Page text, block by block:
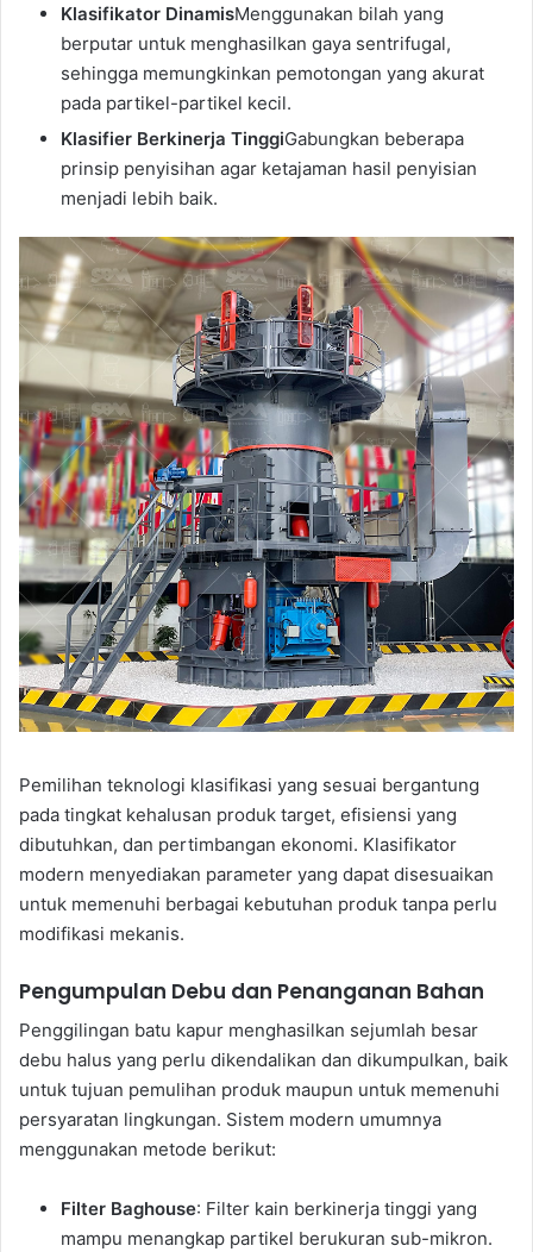
Klasifikator DinamisMenggunakan bilah yang
berputar untuk menghasilkan gaya sentrifugal,
sehingga memungkinkan pemotongan yang akurat
pada partikel-partikel kecil.
Klasifier Berkinerja TinggiGabungkan beberapa
prinsip penyisihan agar ketajaman hasil penyisian
menjadi lebih baik.
Pemilihan teknologi klasifikasi yang sesuai bergantung
pada tingkat kehalusan produk target, efisiensi yang
dibutuhkan, dan pertimbangan ekonomi. Klasifikator
modern menyediakan parameter yang dapat disesuaikan
untuk memenuhi berbagai kebutuhan produk tanpa perlu
modifikasi mekanis.
Pengumpulan Debu dan Penanganan Bahan
Penggilingan batu kapur menghasilkan sejumlah besar
debu halus yang perlu dikendalikan dan dikumpulkan, baik
untuk tujuan pemulihan produk maupun untuk memenuhi
persyaratan lingkungan. Sistem modern umumnya
menggunakan metode berikut:
Filter Baghouse: Filter kain berkinerja tinggi yang
mampu menangkap partikel berukuran sub-mikron.